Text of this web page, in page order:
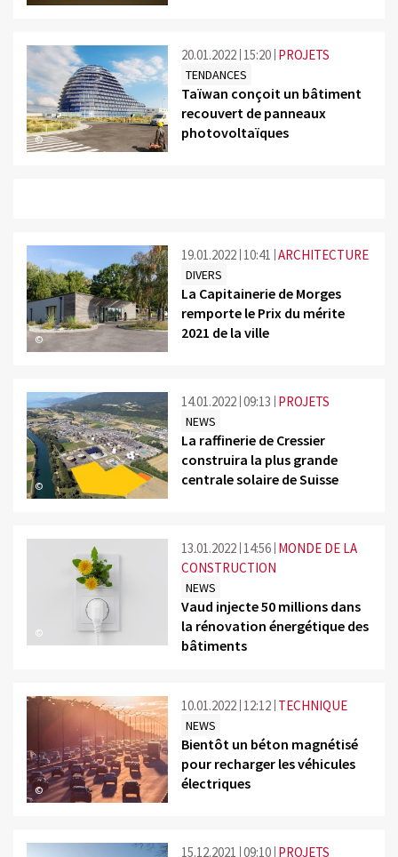
©
20.01.2022 15:20 PROJETS
TENDANCES
Taïwan conçoit un bâtiment
recouvert de panneaux
photovoltaïques
©
19.01.2022 10:41 ARCHITECTURE
DIVERS
La Capitainerie de Morges
remporte le Prix du mérite
2021 de la ville
©
14.01.2022 09:13 PROJETS
NEWS
La raffinerie de Cressier
construira la plus grande
centrale solaire de Suisse
©
13.01.2022 14:56 MONDE DE LA
CONSTRUCTION
NEWS
Vaud injecte 50 millions dans
la rénovation énergétique des
bâtiments
©
10.01.2022 12:12 TECHNIQUE
NEWS
Bientôt un béton magnétisé
pour recharger les véhicules
électriques
15.12.2021 09:10 PROJETS